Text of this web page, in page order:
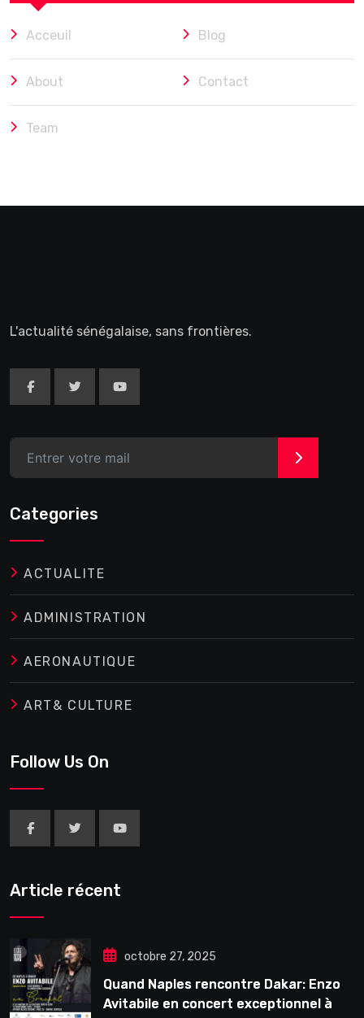
Acceuil Blog
About Contact
Team
L'actualité sénégalaise, sans frontières.
>
Categories
ACTUALITE
ADMINISTRATION
AERONAUTIQUE
ART& CULTURE
Follow Us On
Article récent
octobre 27, 2025
Quand Naples rencontre Dakar: Enzo
Avitabile en concert exceptionnel à